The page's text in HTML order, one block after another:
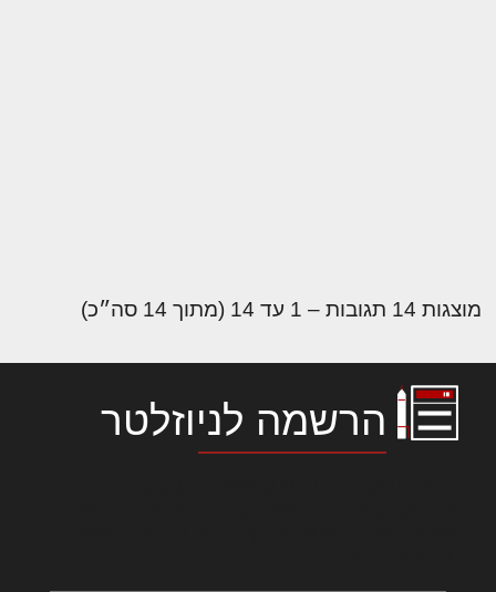
מוצגות 14 תגובות – 1 עד 14 (מתוך 14 סה״כ)
הרשמה לניוזלטר